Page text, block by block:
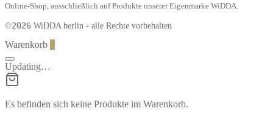
Online-Shop, ausschließlich auf Produkte unserer Eigenmarke WiDDA.
©2026 WiDDA berlin - alle Rechte vorbehalten
Warenkorb
Updating…
Es befinden sich keine Produkte im Warenkorb.